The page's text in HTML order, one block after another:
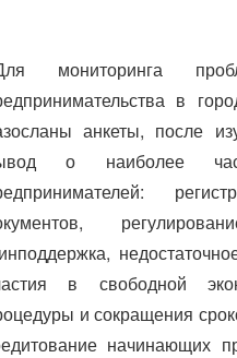
мониторинга
в
анкеты, после
о наиболее
в свободной
и сокращения
начинающих